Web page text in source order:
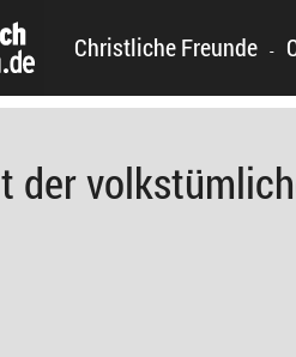
Christliche Freunde -